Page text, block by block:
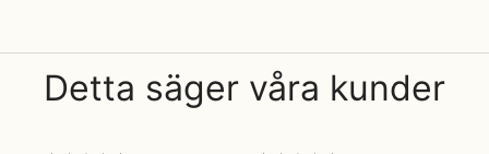
Detta säger våra kunder